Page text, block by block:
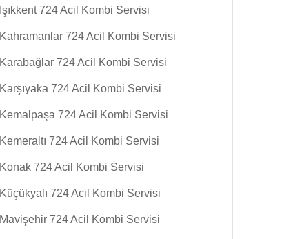
Işıkkent 724 Acil Kombi Servisi
Kahramanlar 724 Acil Kombi Servisi
Karabağlar 724 Acil Kombi Servisi
Karşıyaka 724 Acil Kombi Servisi
Kemalpaşa 724 Acil Kombi Servisi
Kemeraltı 724 Acil Kombi Servisi
Konak 724 Acil Kombi Servisi
Küçükyalı 724 Acil Kombi Servisi
Mavişehir 724 Acil Kombi Servisi